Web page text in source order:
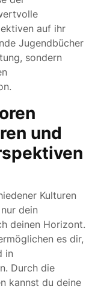
auf ihr
Jugendbücher
sondern
und
Kulturen
dein
deinen Horizont.
es dir,
in
Durch die
kannst du deine